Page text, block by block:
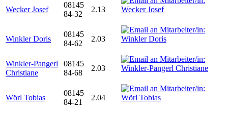
Wecker Josef
08145
84-32
2.13
Winkler Doris
08145
84-62
2.03
Winkler-Pangerl
Christiane
08145
84-68
2.03
Wörl Tobias
08145
84-21
2.04